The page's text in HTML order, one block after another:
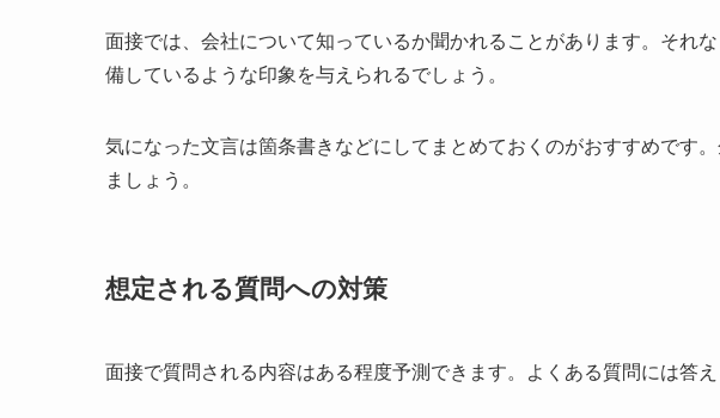
面接では、会社について知っているか聞かれることがあります。それ
備しているような印象を与えられるでしょう。
気になった文言は箇条書きなどにしてまとめておくのがおすすめです
ましょう。
想定される質問への対策
面接で質問される内容はある程度予測できます。よくある質問には答